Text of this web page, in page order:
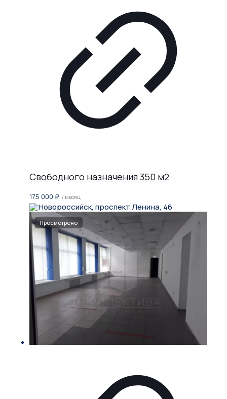
Свободного назначения 350 м2
175 000 ₽ / месяц
Новороссийск, проспект Ленина, 46